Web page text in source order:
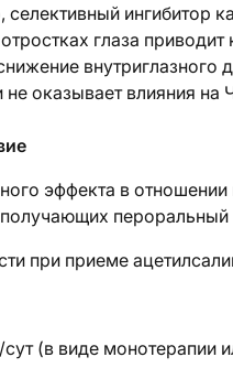
ингибитор
глаза
не оказывает влияния
эффекта в
при приеме
(в виде монотерапии